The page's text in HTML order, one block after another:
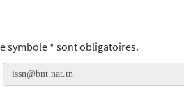
symbole * sont obligatoires.